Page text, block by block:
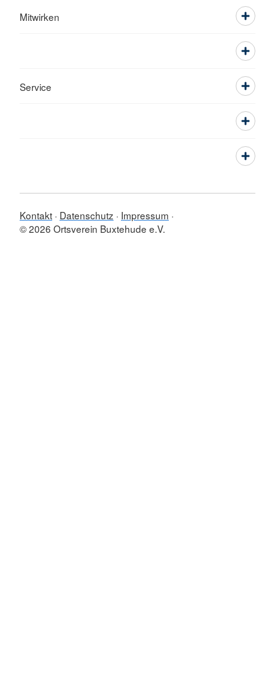
Mitwirken
Service
Kontakt Datenschutz
Impressum
© 2026 Ortsverein Buxtehude e.V.